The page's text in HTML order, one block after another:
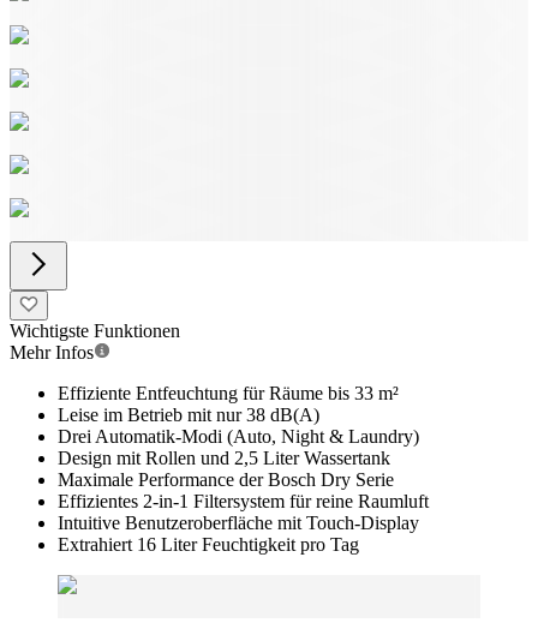
Wichtigste Funktionen
Mehr Infos
Effiziente Entfeuchtung für Räume bis 33 m²
Leise im Betrieb mit nur 38 dB(A)
Drei Automatik-Modi (Auto, Night & Laundry)
Design mit Rollen und 2,5 Liter Wassertank
Maximale Performance der Bosch Dry Serie
Effizientes 2-in-1 Filtersystem für reine Raumluft
Intuitive Benutzeroberfläche mit Touch-Display
Extrahiert 16 Liter Feuchtigkeit pro Tag